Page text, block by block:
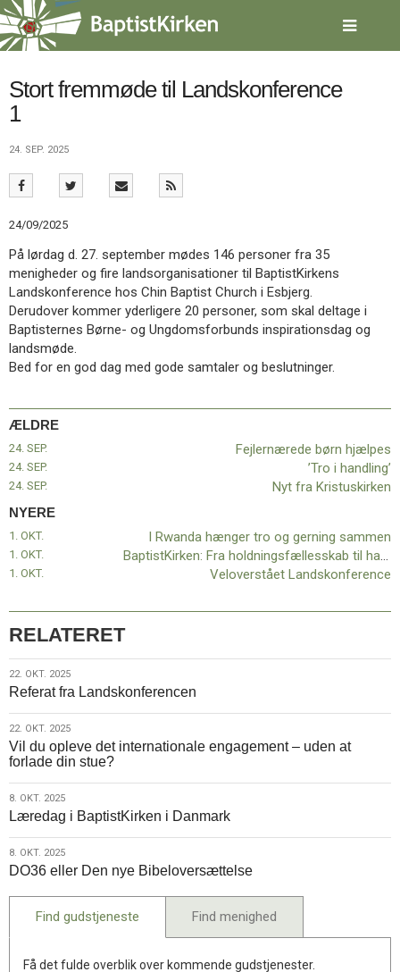
Spring
menu
over
gå
indhold
forsiden
Forside
3.0:
Kalender
4.0:
Inspiration
5.0:
Værktøjskassen
6.0:
Mission
7.0:
Om
BaptistKirken
8.0:
Kontakt
9.0:
Forside
11.0:
Kalender
12.0:
Inspiration
13.0:
Værktøjskassen
14.0:
Mission
15.0:
Om
BaptistKirken
16.0:
Næste
indlæg:
Rwanda
hænger
tro
og
gerning
sammenForrige
Fejlernærede
børn
Stort fremmøde til Landskonference
1
24. SEP. 2025
24/09/2025
På lørdag d. 27. september mødes 146 personer fra 35
menigheder og fire landsorganisationer til BaptistKirkens
Landskonference hos Chin Baptist Church i Esbjerg.
Derudover kommer yderligere 20 personer, som skal deltage i
Baptisternes Børne- og Ungdomsforbunds inspirationsdag og
landsmøde.
Bed for en god dag med gode samtaler og beslutninger.
ÆLDRE
24. SEP. Fejlernærede børn hjælpes
24. SEP. ’Tro i handling’
24. SEP. Nyt fra Kristuskirken
NYERE
I Rwanda hænger tro og gerning sammen
1. OKT.
BaptistKirken: Fra holdningsfællesskab til handlingsfællesskab?
1. OKT.
Veloverstået Landskonference
1. OKT.
RELATERET
22.
okt.
2025
22. OKT. 2025
Referat fra Landskonferencen
22.
okt.
2025
22. OKT. 2025
Vil du opleve det internationale engagement – uden at
forlade din stue?
8.
okt.
2025
8. OKT. 2025
Læredag i BaptistKirken i Danmark
8.
okt.
2025
8. OKT. 2025
DO36 eller Den nye Bibeloversættelse
Find gudstjeneste Find menighed
Få det fulde overblik over kommende gudstjenester.